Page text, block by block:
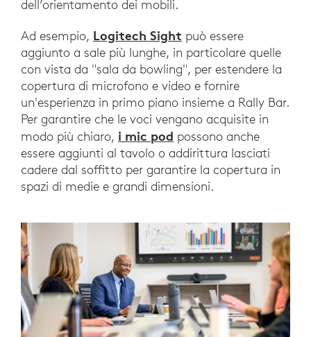
dell’orientamento dei mobili.
Ad esempio, Logitech Sight può essere
aggiunto a sale più lunghe, in particolare quelle
con vista da "sala da bowling", per estendere la
copertura di microfono e video e fornire
un'esperienza in primo piano insieme a Rally Bar.
Per garantire che le voci vengano acquisite in
modo più chiaro, i mic pod possono anche
essere aggiunti al tavolo o addirittura lasciati
cadere dal soffitto per garantire la copertura in
spazi di medie e grandi dimensioni.